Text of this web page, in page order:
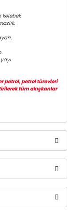
kelebek
petrol, petrol türevleri
tüm akışkanlar